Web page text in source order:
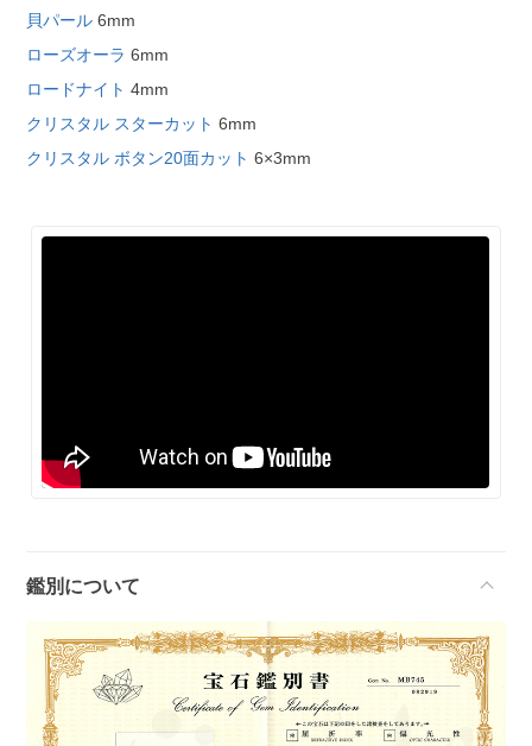
貝パール 6mm
ローズオーラ 6mm
ロードナイト 4mm
クリスタル スターカット 6mm
クリスタル ボタン20面カット 6×3mm
鑑別について